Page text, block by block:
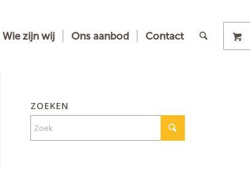
Wie zijn wij Ons aanbod Contact
ZOEKEN